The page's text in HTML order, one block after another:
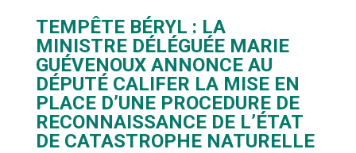
TEMPÊTE BÉRYL : LA
MINISTRE DÉLÉGUÉE MARIE
GUÉVENOUX ANNONCE AU
DÉPUTÉ CALIFER LA MISE EN
PLACE D’UNE PROCEDURE DE
RECONNAISSANCE DE L’ÉTAT
DE CATASTROPHE NATURELLE